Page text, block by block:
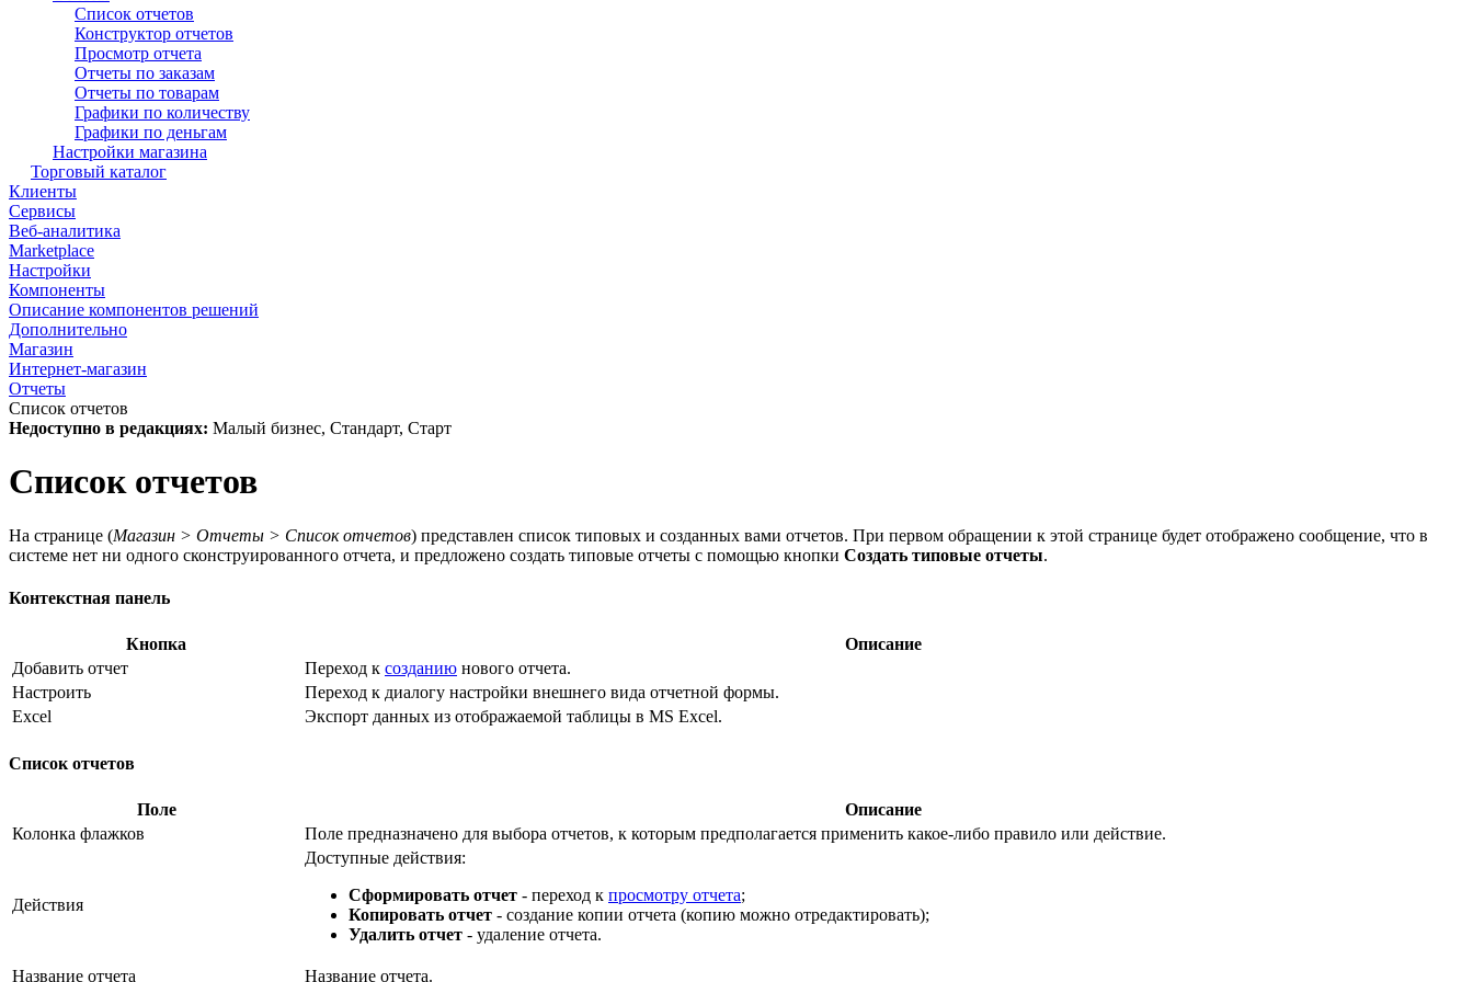
Список отчетов
Конструктор отчетов
Просмотр отчета
Отчеты по заказам
Отчеты по товарам
Графики по количеству
Графики по деньгам
Настройки магазина
Торговый каталог
Клиенты
Сервисы
Веб-аналитика
Marketplace
Настройки
Компоненты
Описание компонентов решений
Дополнительно
Магазин
Интернет-магазин
Отчеты
Список отчетов
Недоступно в редакциях: Малый бизнес, Стандарт, Старт
Список отчетов
На странице (Магазин > Отчеты > Список отчетов) представлен список типовых и созданных вами отчетов. При первом обращении к этой странице будет отображено сообщение, что в
системе нет ни одного сконструированного отчета, и предложено создать типовые отчеты с помощью кнопки Создать типовые отчеты.
Контекстная панель
Кнопка
Описание
Добавить отчет
Переход к созданию нового отчета.
Настроить
Переход к диалогу настройки внешнего вида отчетной формы.
Excel
Экспорт данных из отображаемой таблицы в MS Excel.
Список отчетов
Поле
Описание
Колонка флажков
Поле предназначено для выбора отчетов, к которым предполагается применить какое-либо правило или действие.
Действия
Доступные действия:
Сформировать отчет - переход к просмотру отчета;
Копировать отчет - создание копии отчета (копию можно отредактировать);
Удалить отчет - удаление отчета.
Название отчета Название отчета.